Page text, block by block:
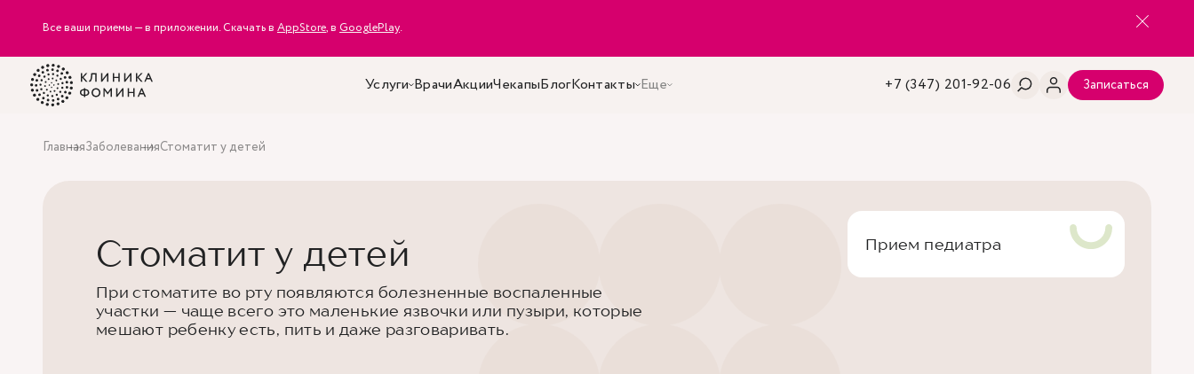
Все ваши приемы — в приложении. Скачать в AppStore, в GooglePlay.
Услуги ВрачиАкцииЧекапыБлогКонтакты Еще +7 (347) 201-92-06 Записаться
ГлавнаяЗаболеванияСтоматит у детей
Стоматит у детей
При стоматите во рту появляются болезненные воспаленные
участки — чаще всего это маленькие язвочки или пузыри, которые
мешают ребенку есть, пить и даже разговаривать.
Прием педиатра